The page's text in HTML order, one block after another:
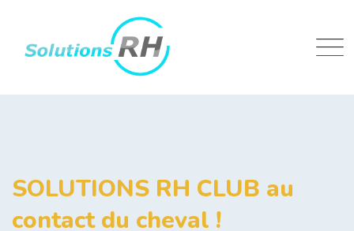
content
SOLUTIONS RH CLUB au
contact du cheval !